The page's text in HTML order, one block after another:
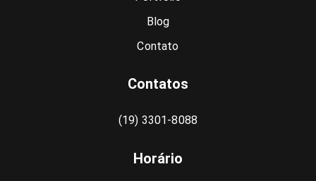
Blog
Contato
Contatos
(19) 3301-8088
Horário